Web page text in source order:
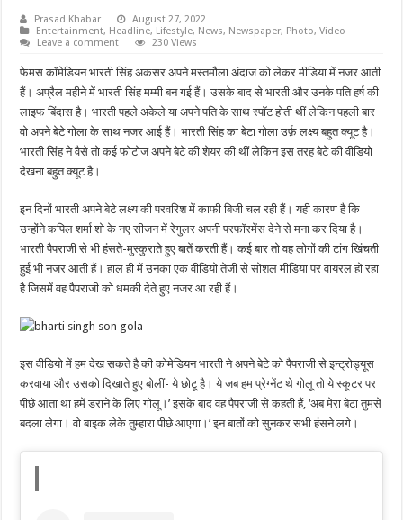
Prasad Khabar
August 27, 2022
Entertainment, Headline, Lifestyle, News, Newspaper, Photo,Video
Leave a comment
230 Views
फेमस कॉमेडियन भारती सिंह अकसर अपने मस्तमौला अंदाज को लेकर मीडिया में नजर आती
हैं। अप्रैल महीने में भारती सिंह मम्मी बन गई हैं। उसके बाद से भारती और उनके पति हर्ष की
लाइफ बिंदास है। भारती पहले अकेले या अपने पति के साथ स्पॉट होती थीं लेकिन पहली बार
वो अपने बेटे गोला के साथ नजर आई हैं। भारती सिंह का बेटा गोला उर्फ़ लक्ष्य बहुत क्यूट है।
भारती सिंह ने वैसे तो कई फोटोज अपने बेटे की शेयर की थीं लेकिन इस तरह बेटे की वीडियो
देखना बहुत क्यूट है।
इन दिनों भारती अपने बेटे लक्ष्य की परवरिश में काफी बिजी चल रही हैं। यही कारण है कि
उन्होंने कपिल शर्मा शो के नए सीजन में रेगुलर अपनी परफॉरमेंस देने से मना कर दिया है।
भारती पैपराजी से भी हंसते-मुस्कुराते हुए बातें करती हैं। कई बार तो वह लोगों की टांग खिंचती
हुई भी नजर आती हैं। हाल ही में उनका एक वीडियो तेजी से सोशल मीडिया पर वायरल हो रहा
है जिसमें वह पैपराजी को धमकी देते हुए नजर आ रही हैं।
इस वीडियो में हम देख सकते है की कोमेडियन भारती ने अपने बेटे को पैपराजी से इन्ट्रोड्यूस
करवाया और उसको दिखाते हुए बोलीं- ये छोटू है। ये जब हम प्रेग्नेंट थे गोलू तो ये स्कूटर पर
पीछे आता था हमें डराने के लिए गोलू।’ इसके बाद वह पैपराजी से कहती हैं, ‘अब मेरा बेटा तुमसे
बदला लेगा। वो बाइक लेके तुम्हारा पीछे आएगा।’ इन बातों को सुनकर सभी हंसने लगे।